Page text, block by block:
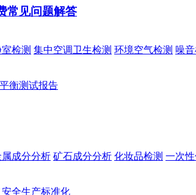
常见问题解答
检测 集中空调卫生检测 环境空气检测 噪
衡测试报告
属成分分析 矿石成分分析 化妆品检测 一次
安全生产标准化